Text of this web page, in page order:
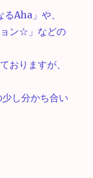
Aha」や、
ン☆」などの
おりますが、
し分かち合い